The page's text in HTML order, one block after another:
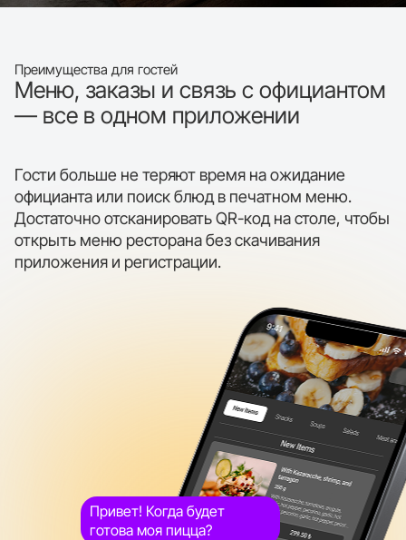
Преимущества для гостей
Меню, заказы и связь с официантом
— все в одном приложении
Гости больше не теряют время на ожидание
официанта или поиск блюд в печатном меню.
Достаточно отсканировать QR-код на столе, чтобы
открыть меню ресторана без скачивания
приложения и регистрации.
Привет! Когда будет
готова моя пицца?